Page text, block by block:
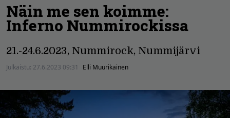
Näin me sen koimme:
Inferno Nummirockissa
21.-24.6.2023, Nummirock, Nummijärvi
Julkaistu: 27.6.2023 09:31 Elli Muurikainen